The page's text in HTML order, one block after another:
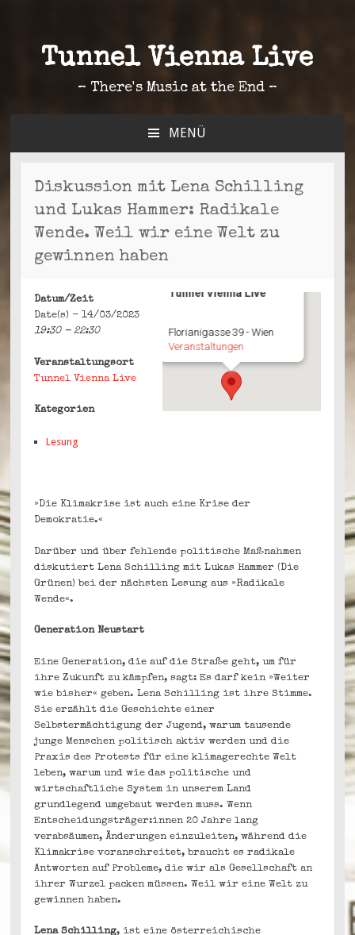
Tunnel Vienna Live
– There's Music at the End –
MENÜ
SPRINGEN
Diskussion mit Lena Schilling
und Lukas Hammer: Radikale
Wende. Weil wir eine Welt zu
gewinnen haben
Tunnel Vienna Live
Florianigasse 39 - Wien
Veranstaltungen
Datum/Zeit
Date(s) - 14/03/2023
19:30 - 22:30
Veranstaltungsort
Tunnel Vienna Live
Kategorien
Lesung
»Die Klimakrise ist auch eine Krise der
Demokratie.«
Darüber und über fehlende politische Maßnahmen
diskutiert Lena Schilling mit Lukas Hammer (Die
Grünen) bei der nächsten Lesung aus »Radikale
Wende«.
Generation Neustart
Eine Generation, die auf die Straße geht, um für
ihre Zukunft zu kämpfen, sagt: Es darf kein »Weiter
wie bisher« geben. Lena Schilling ist ihre Stimme.
Sie erzählt die Geschichte einer
Selbstermächtigung der Jugend, warum tausende
junge Menschen politisch aktiv werden und die
Praxis des Protests für eine klimagerechte Welt
leben, warum und wie das politische und
wirtschaftliche System in unserem Land
grundlegend umgebaut werden muss. Wenn
Entscheidungsträger:innen 20 Jahre lang
verabsäumen, Änderungen einzuleiten, während die
Klimakrise voranschreitet, braucht es radikale
Antworten auf Probleme, die wir als Gesellschaft an
ihrer Wurzel packen müssen. Weil wir eine Welt zu
gewinnen haben.
Lena Schilling, ist eine österreichische